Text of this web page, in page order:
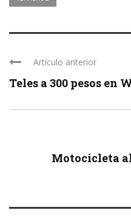
Artículo anterior
Teles a 300 pesos en
Motocicleta